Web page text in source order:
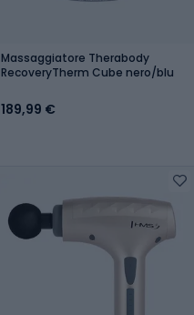
Massaggiatore Therabody
RecoveryTherm Cube nero/blu
189,99 €